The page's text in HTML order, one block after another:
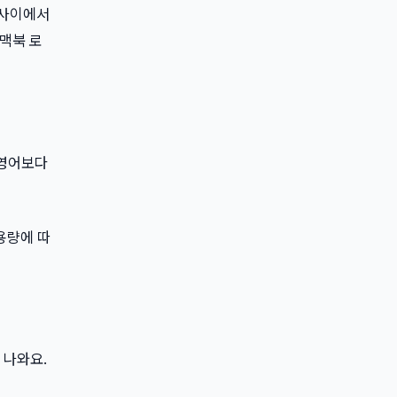
이에서
북 로
어보다
량에 따
와요.